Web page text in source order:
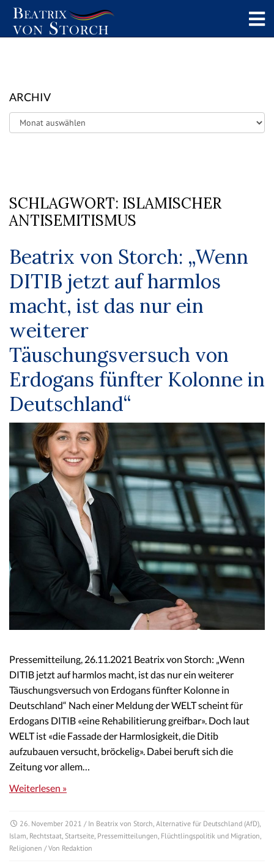
ARCHIV
Archiv
SCHLAGWORT: ISLAMISCHER
ANTISEMITISMUS
Beatrix von Storch: „Wenn
DITIB jetzt auf harmlos
macht, ist das nur ein
weiterer
Täuschungsversuch von
Erdogans fünfter Kolonne in
Deutschland“
Pressemitteilung, 26.11.2021 Beatrix von Storch: „Wenn
DITIB jetzt auf harmlos macht, ist das nur ein weiterer
Täuschungsversuch von Erdogans fünfter Kolonne in
Deutschland“ Nach einer Meldung der WELT scheint für
Erdogans DITIB «eine Rehabilitierung greifbar». Doch laut
WELT ist «die Fassade der Harmlosigkeit, die Ditib
aufzubauen versucht, bröckelig». Dabei beruft sich die
Zeitung vor allem…
Weiterlesen »
26. November 2021 / In Beatrix von Storch Alternative für Deutschland (AfD)
Islam Rechtstaat Startseite Pressemitteilungen Flüchtlingspolitik und Migration
Religionen / Von Redaktion